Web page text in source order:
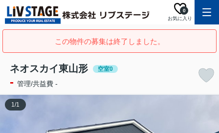
お気に入り
0
この物件の募集は終了しました。
ネオスカイ東山形 空室0
- 管理/共益費 -
1/1